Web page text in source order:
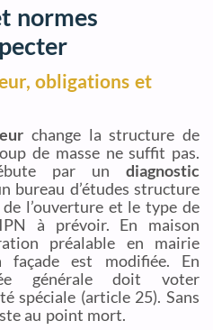
normes
obligations et
change la structure de
de masse ne suffit pas.
par un diagnostic
bureau d’études structure
l’ouverture et le type de
à prévoir. En maison
préalable en mairie
est modifiée. En
générale doit voter
spéciale (article 25). Sans
au point mort.